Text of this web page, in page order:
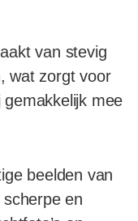
van stevig
wat zorgt voor
mee
beelden van
en